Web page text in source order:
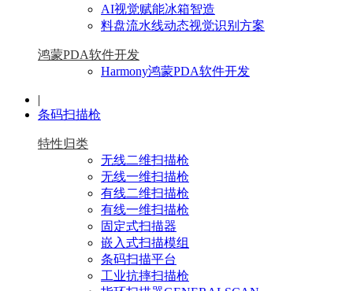
AI视觉赋能冰箱智造
料盘流水线动态视觉识别方案
鸿蒙PDA软件开发
Harmony鸿蒙PDA软件开发
|
条码扫描枪
特性归类
无线二维扫描枪
无线一维扫描枪
有线二维扫描枪
有线一维扫描枪
固定式扫描器
嵌入式扫描模组
条码扫描平台
工业抗摔扫描枪